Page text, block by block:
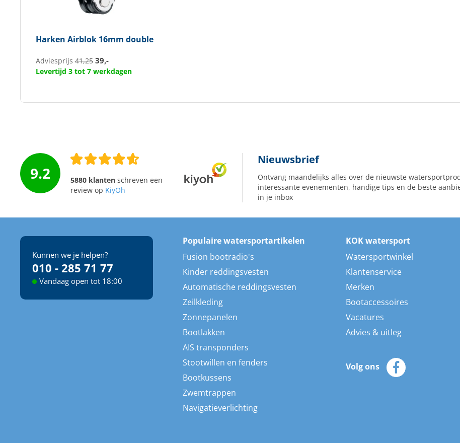
Harken Airblok 16mm double
Adviesprijs41,25 39,-
Levertijd 3 tot 7 werkdagen
9.2 5880 klantenschreven een
review op KiyOh
Nieuwsbrief
Ontvang maandelijks alles over de nieuwste
interessante evenementen, handige tips en de beste
in je inbox
Kunnen we je helpen?
010 - 285 71 77
Vandaag open tot 18:00
Populaire watersportartikelen
Fusion bootradio's
Kinder reddingsvesten
Automatische reddingsvesten
Zeilkleding
Zonnepanelen
Bootlakken
AIS transponders
Stootwillen en fenders
Bootkussens
Zwemtrappen
Navigatieverlichting
KOK watersport
Watersportwinkel
Klantenservice
Merken
Bootaccessoires
Vacatures
Advies & uitleg
Volg ons